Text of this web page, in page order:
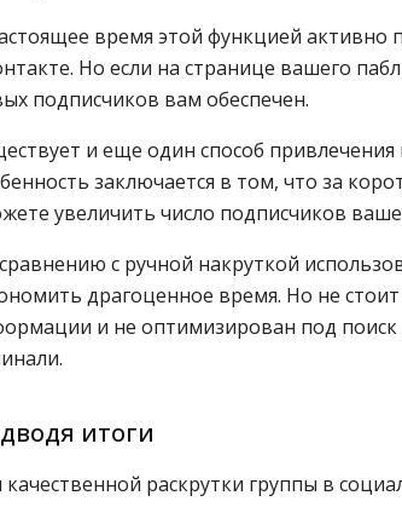
время этой функцией активно
Но если на странице вашего
подписчиков вам обеспечен.
и еще один способ
заключается в том, что за
увеличить число подписчиков
с ручной накруткой
драгоценное время. Но не
и не оптимизирован под поиск
итоги
качественной раскрутки группы в